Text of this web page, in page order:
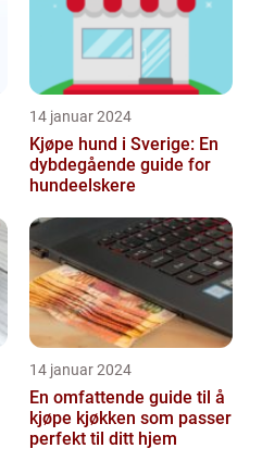
14 januar 2024
Kjøpe hund i Sverige: En
dybdegående guide for
hundeelskere
14 januar 2024
En omfattende guide til å
kjøpe kjøkken som passer
perfekt til ditt hjem